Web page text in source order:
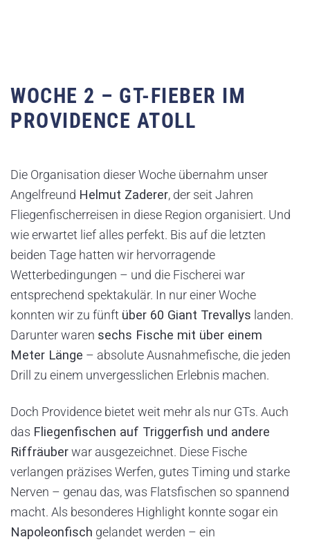
WOCHE 2 – GT-FIEBER IM
PROVIDENCE ATOLL
Die Organisation dieser Woche übernahm unser
Angelfreund Helmut Zaderer, der seit Jahren
Fliegenfischerreisen in diese Region organisiert. Und
wie erwartet lief alles perfekt. Bis auf die letzten
beiden Tage hatten wir hervorragende
Wetterbedingungen – und die Fischerei war
entsprechend spektakulär. In nur einer Woche
konnten wir zu fünft über 60 Giant Trevallys landen.
Darunter waren sechs Fische mit über einem
Meter Länge – absolute Ausnahmefische, die jeden
Drill zu einem unvergesslichen Erlebnis machen.
Doch Providence bietet weit mehr als nur GTs. Auch
das Fliegenfischen auf Triggerfish und andere
Riffräuberwar ausgezeichnet. Diese Fische
verlangen präzises Werfen, gutes Timing und starke
Nerven – genau das, was Flatsfischen so spannend
macht. Als besonderes Highlight konnte sogar ein
Napoleonfisch gelandet werden – ein